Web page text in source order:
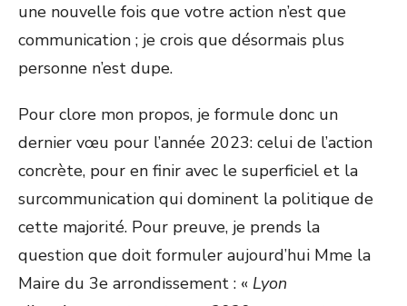
une nouvelle fois que votre action n’est que
communication ; je crois que désormais plus
personne n’est dupe.
Pour clore mon propos, je formule donc un
dernier vœu pour l’année 2023: celui de l’action
concrète, pour en finir avec le superficiel et la
surcommunication qui dominent la politique de
cette majorité. Pour preuve, je prends la
question que doit formuler aujourd’hui Mme la
Maire du 3e arrondissement : « Lyon